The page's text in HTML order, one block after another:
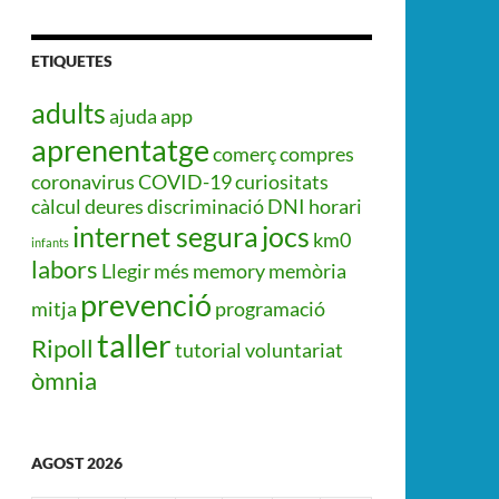
ETIQUETES
adultsajudaapp
aprenentatgecomerçcompres
coronavirusCOVID-19curiositats
càlcul deuresdiscriminacióDNI horari
infants internet segurajocs km0
labors Llegir més memorymemòria
mitja prevenció programació
Ripolltallertutorial voluntariat
òmnia
AGOST 2026